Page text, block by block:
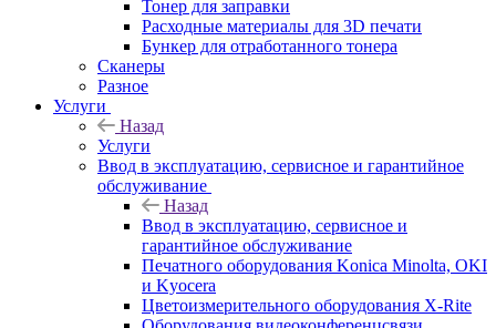
Тонер для заправки
Расходные материалы для 3D печати
Бункер для отработанного тонера
Сканеры
Разное
Услуги
Назад
Услуги
Ввод в эксплуатацию, сервисное и гарантийное
обслуживание
Назад
Ввод в эксплуатацию, сервисное и
гарантийное обслуживание
Печатного оборудования Konica Minolta, OKI
и Kyocera
Цветоизмерительного оборудования X-Rite